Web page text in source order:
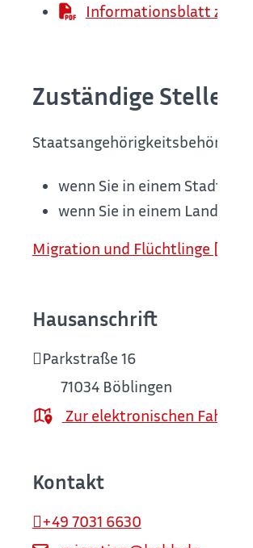
Informationsblatt zum
Zuständige Stelle
Staatsangehörigkeitsbehörde ist,
wenn Sie in einem
wenn Sie in einem
Migration und Flüchtlinge
Hausanschrift
Parkstraße 16
71034 Böblingen
Zur elektronischen
Kontakt
+49 7031 6630